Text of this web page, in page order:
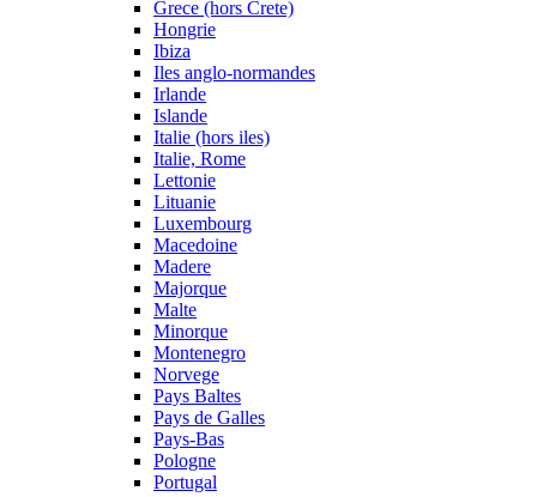
Grece (hors Crete)
Hongrie
Ibiza
Iles anglo-normandes
Irlande
Islande
Italie (hors iles)
Italie, Rome
Lettonie
Lituanie
Luxembourg
Macedoine
Madere
Majorque
Malte
Minorque
Montenegro
Norvege
Pays Baltes
Pays de Galles
Pays-Bas
Pologne
Portugal